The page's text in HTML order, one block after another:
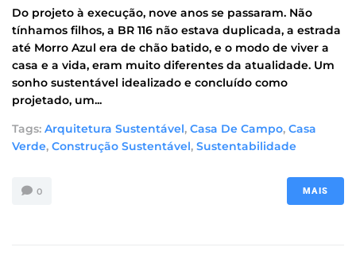
Do projeto à execução, nove anos se passaram. Não
tínhamos filhos, a BR 116 não estava duplicada, a estrada
até Morro Azul era de chão batido, e o modo de viver a
casa e a vida, eram muito diferentes da atualidade. Um
sonho sustentável idealizado e concluído como
projetado, um...
Tags: Arquitetura Sustentável, Casa De Campo, Casa
Verde, Construção Sustentável, Sustentabilidade
0 MAIS